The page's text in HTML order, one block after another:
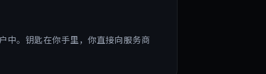
中。钥匙在你手里，你直接向服务商